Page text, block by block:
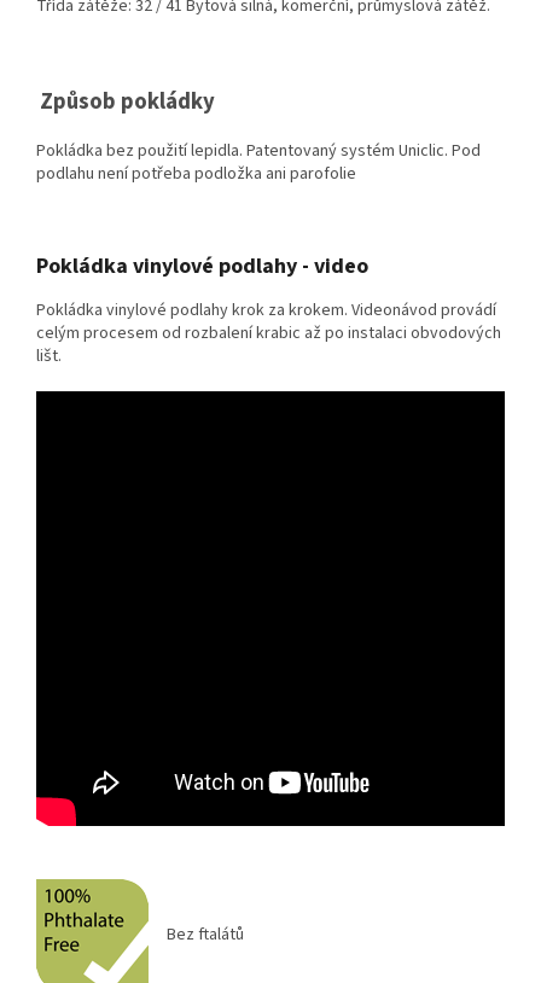
Třída zátěže: 32 / 41 Bytová silná, komerční, průmyslová zátěž.
Způsob pokládky
Pokládka bez použití lepidla. Patentovaný systém Uniclic. Pod
podlahu není potřeba podložka ani parofolie
Pokládka vinylové podlahy - video
Pokládka vinylové podlahy krok za krokem. Videonávod provádí
celým procesem od rozbalení krabic až po instalaci obvodových
lišt.
Bez ftalátů